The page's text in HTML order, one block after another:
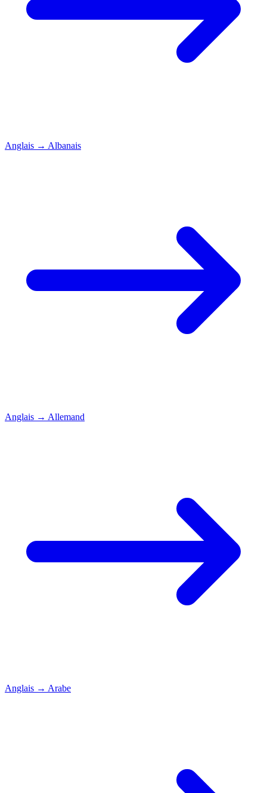
Anglais → Albanais
Anglais → Allemand
Anglais → Arabe